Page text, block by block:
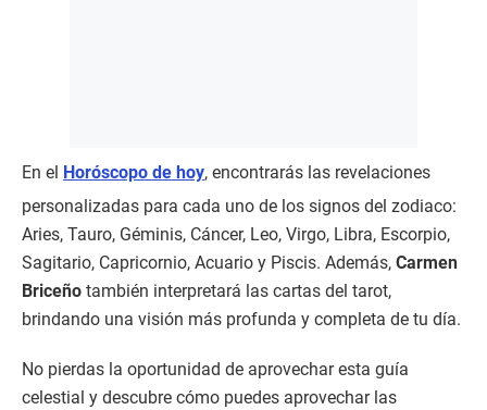
En el Horóscopo de hoy, encontrarás las revelaciones
personalizadas para cada uno de los signos del zodiaco:
Aries, Tauro, Géminis, Cáncer, Leo, Virgo, Libra, Escorpio,
Sagitario, Capricornio, Acuario y Piscis. Además, Carmen
Briceño también interpretará las cartas del tarot,
brindando una visión más profunda y completa de tu día.
No pierdas la oportunidad de aprovechar esta guía
celestial y descubre cómo puedes aprovechar las